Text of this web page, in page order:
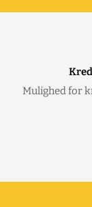
Mulighed for